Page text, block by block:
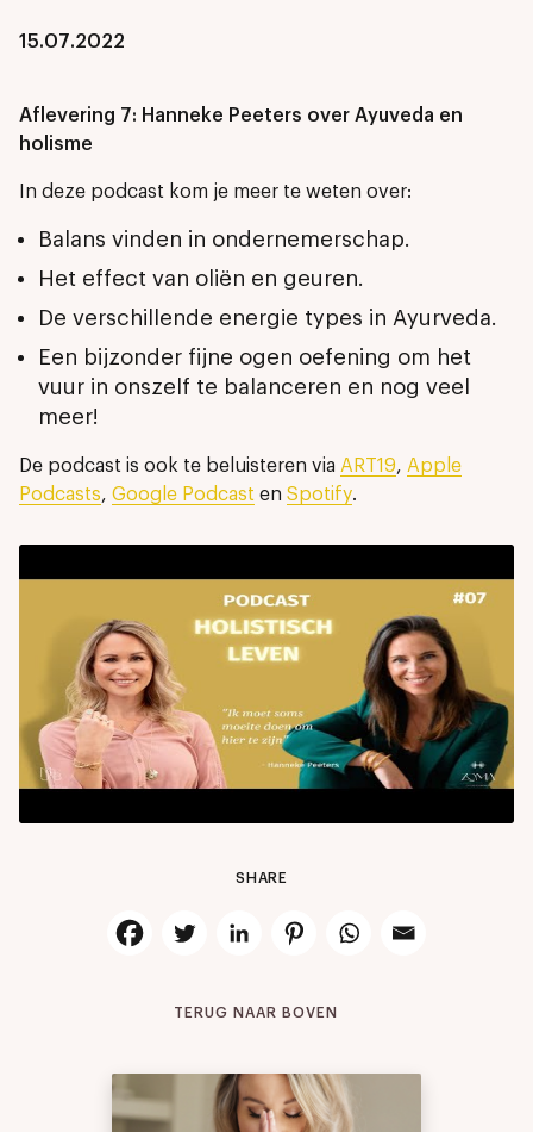
15.07.2022
Aflevering 7: Hanneke Peeters over Ayuveda en
holisme
In deze podcast kom je meer te weten over:
Balans vinden in ondernemerschap.
Het effect van oliën en geuren.
De verschillende energie types in Ayurveda.
Een bijzonder fijne ogen oefening om het
vuur in onszelf te balanceren en nog veel
meer!
De podcast is ook te beluisteren via ART19, Apple
Podcasts, Google Podcast en Spotify.
SHARE
TERUG NAAR BOVEN